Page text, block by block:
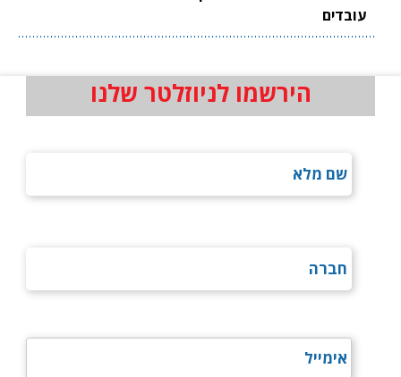
עובדים
הירשמו לניוזלטר שלנו